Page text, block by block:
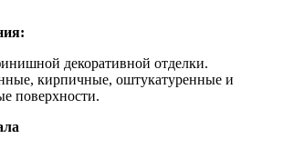
декоративной отделки.
кирпичные, оштукатуренные и
поверхности.